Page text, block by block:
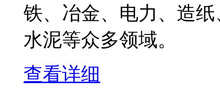
铁、冶金、电力、造
水泥等众多领域。
查看详细